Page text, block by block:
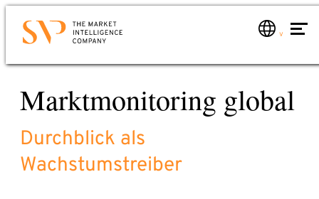
Zum
Hauptinhalt
springen
Leistungen
Leistungen im Überblick
Marktanalysen
Marktmonitoring global
Marktmonitoring global
Durchblick als
Wachstumstreiber
Kontakt
Sie möchten wissen, wie Sie Market Intelligence für
uns erfahren?
Mail oder Anruf genügt. Wir werden uns umgehend
bei Ihnen melden.